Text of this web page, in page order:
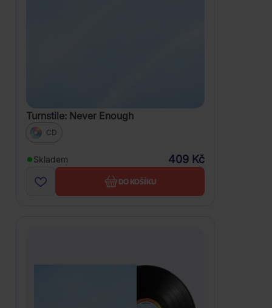
Turnstile: Never Enough
CD
Skladem 409 Kč
DO KOŠÍKU